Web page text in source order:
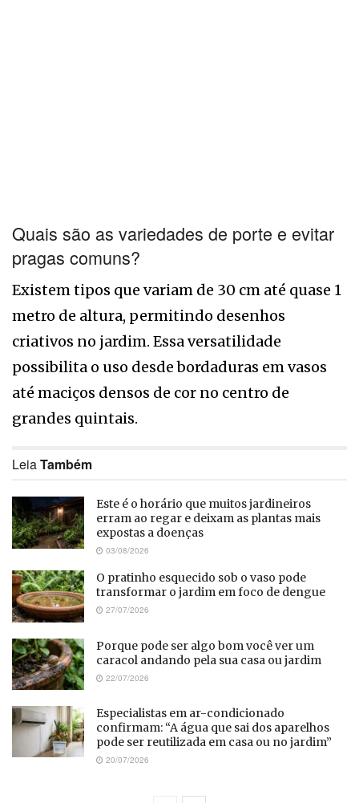
Quais são as variedades de porte e evitar
pragas comuns?
Existem tipos que variam de 30 cm até quase 1
metro de altura, permitindo desenhos
criativos no jardim. Essa versatilidade
possibilita o uso desde bordaduras em vasos
até maciços densos de cor no centro de
grandes quintais.
LeiaTambém
Este é o horário que muitos jardineiros
erram ao regar e deixam as plantas mais
expostas a doenças
03/08/2026
O pratinho esquecido sob o vaso pode
transformar o jardim em foco de dengue
27/07/2026
Porque pode ser algo bom você ver um
caracol andando pela sua casa ou jardim
22/07/2026
Especialistas em ar-condicionado
confirmam: “A água que sai dos aparelhos
pode ser reutilizada em casa ou no jardim”
20/07/2026